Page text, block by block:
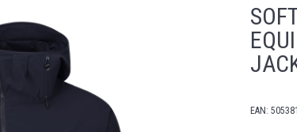
EAN: